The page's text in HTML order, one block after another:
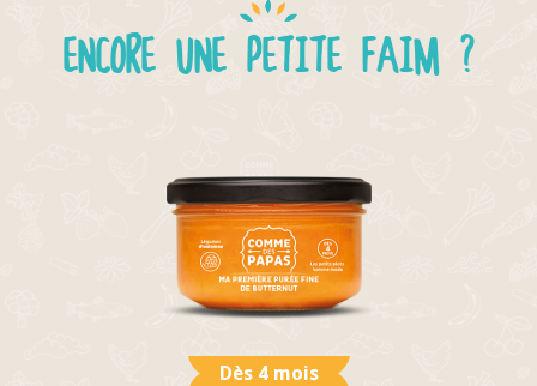
ENCORE UNE PETITE FAIM ?
Dès 4 mois